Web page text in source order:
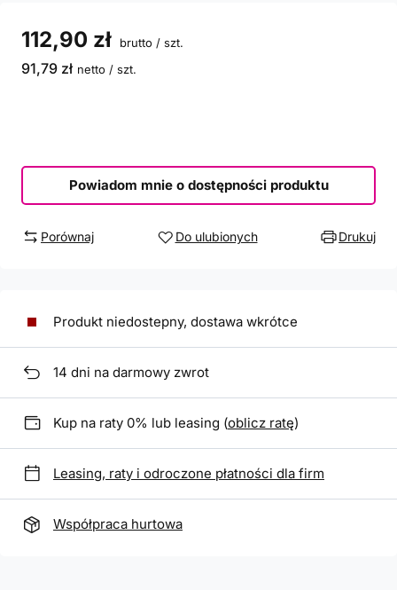
112,90 zł brutto / szt.
91,79 zł netto / szt.
Powiadom mnie o dostępności produktu
Porównaj Do ulubionych Drukuj
Produkt niedostepny, dostawa wkrótce
14 dni na darmowy zwrot
Kup na raty 0% lub leasing (oblicz ratę)
Leasing, raty i odroczone płatności dla firm
Współpraca hurtowa